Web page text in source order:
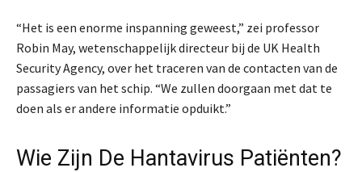
“Het is een enorme inspanning geweest,” zei professor
Robin May, wetenschappelijk directeur bij de UK Health
Security Agency, over het traceren van de contacten van de
passagiers van het schip. “We zullen doorgaan met dat te
doen als er andere informatie opduikt.”
Wie Zijn De Hantavirus Patiënten?